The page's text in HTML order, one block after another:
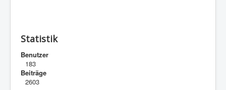
Statistik
Benutzer
183
Beiträge
2603